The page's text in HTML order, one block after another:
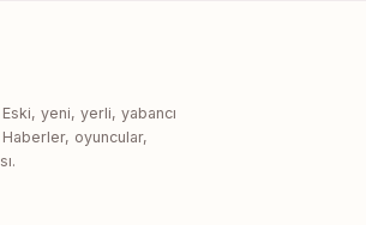
yeni, yerli, yabancı
oyuncular,